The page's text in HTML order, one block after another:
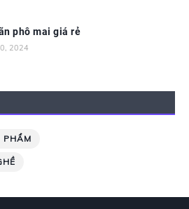
phô mai giá rẻ
2024
PHẨM